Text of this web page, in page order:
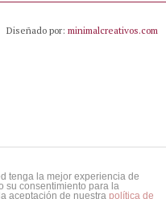
Diseñado por: minimalcreativos.com
tenga la mejor experiencia de
su consentimiento para la
aceptación de nuestra política de